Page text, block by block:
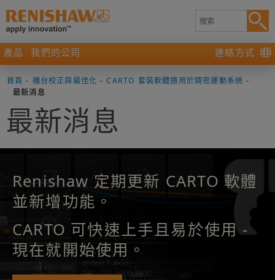
產品 我們的公司 連絡方式
首頁 - 機台校正與最佳化 - CARTO 套裝軟體適用於精密運動系統 -
最新消息
最新消息
Renishaw 定期更新 CARTO 軟體
並新增功能。
CARTO 可快速上手且易於使用 -
現在就開始使用。